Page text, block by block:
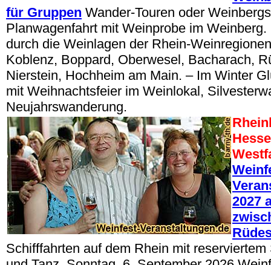
für Gruppen Wander-Touren oder
Planwagenfahrt mit Weinprobe im
durch die Weinlagen der Rhein-
Koblenz, Boppard, Oberwesel, Bacharach,
Nierstein, Hochheim am Main. – Im Winter
mit Weihnachtsfeier im Weinlokal,
Neujahrswanderung.
2027
Schifffahrten auf dem Rhein mit